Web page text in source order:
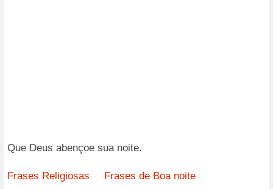
Que Deus abençoe sua noite.
Frases Religiosas Frases de Boa noite